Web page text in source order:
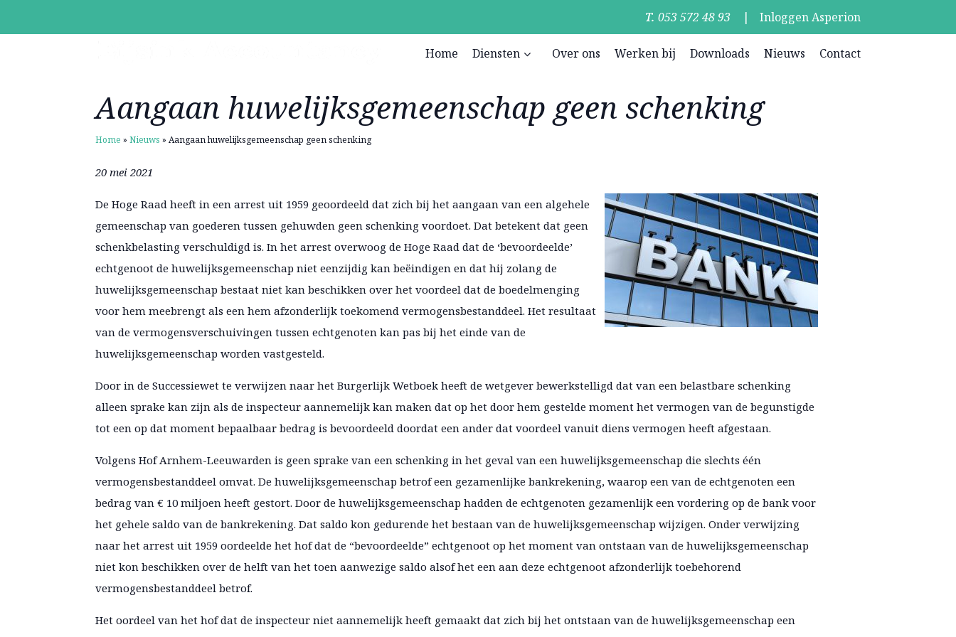
053 572 48 93 | Inloggen Asperion
Home Diensten Over ons Werken bij Downloads Nieuws Contact
Aangaan huwelijksgemeenschap geen schenking
Home »Nieuws »Aangaan huwelijksgemeenschap geen schenking
20 mei 2021
De Hoge Raad heeft in een arrest uit 1959 geoordeeld dat zich bij het aangaan van een algehele
gemeenschap van goederen tussen gehuwden geen schenking voordoet. Dat betekent dat geen
schenkbelasting verschuldigd is. In het arrest overwoog de Hoge Raad dat de ‘bevoordeelde’
echtgenoot de huwelijksgemeenschap niet eenzijdig kan beëindigen en dat hij zolang de
huwelijksgemeenschap bestaat niet kan beschikken over het voordeel dat de boedelmenging
voor hem meebrengt als een hem afzonderlijk toekomend vermogensbestanddeel. Het resultaat
van de vermogensverschuivingen tussen echtgenoten kan pas bij het einde van de
huwelijksgemeenschap worden vastgesteld.
Door in de Successiewet te verwijzen naar het Burgerlijk Wetboek heeft de wetgever bewerkstelligd dat van een belastbare schenking
alleen sprake kan zijn als de inspecteur aannemelijk kan maken dat op het door hem gestelde moment het vermogen van de begunstigde
tot een op dat moment bepaalbaar bedrag is bevoordeeld doordat een ander dat voordeel vanuit diens vermogen heeft afgestaan.
Volgens Hof Arnhem-Leeuwarden is geen sprake van een schenking in het geval van een huwelijksgemeenschap die slechts één
vermogensbestanddeel omvat. De huwelijksgemeenschap betrof een gezamenlijke bankrekening, waarop een van de echtgenoten een
bedrag van € 10 miljoen heeft gestort. Door de huwelijksgemeenschap hadden de echtgenoten gezamenlijk een vordering op de bank voor
het gehele saldo van de bankrekening. Dat saldo kon gedurende het bestaan van de huwelijksgemeenschap wijzigen. Onder verwijzing
naar het arrest uit 1959 oordeelde het hof dat de “bevoordeelde” echtgenoot op het moment van ontstaan van de huwelijksgemeenschap
niet kon beschikken over de helft van het toen aanwezige saldo alsof het een aan deze echtgenoot afzonderlijk toebehorend
vermogensbestanddeel betrof.
Het oordeel van het hof dat de inspecteur niet aannemelijk heeft gemaakt dat zich bij het ontstaan van de huwelijksgemeenschap een